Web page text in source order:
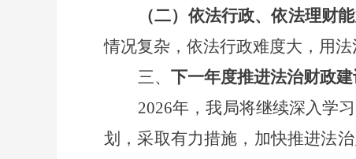
（二）依法行政、依法理财
情况复杂，依法行政难度大，用
三、 下一年度推进法治财政
2026年，我局将继续深入学
划，采取有力措施，加快推进法